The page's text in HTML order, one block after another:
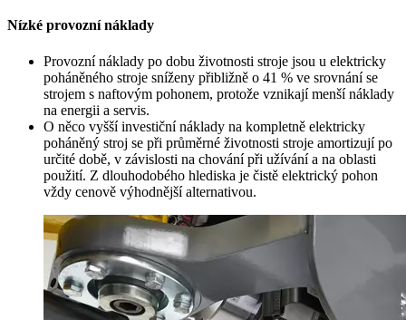
Nízké provozní náklady
Provozní náklady po dobu životnosti stroje jsou u elektricky
poháněného stroje sníženy přibližně o 41 % ve srovnání se
strojem s naftovým pohonem, protože vznikají menší náklady
na energii a servis.
O něco vyšší investiční náklady na kompletně elektricky
poháněný stroj se při průměrné životnosti stroje amortizují po
určité době, v závislosti na chování při užívání a na oblasti
použití. Z dlouhodobého hlediska je čistě elektrický pohon
vždy cenově výhodnější alternativou.